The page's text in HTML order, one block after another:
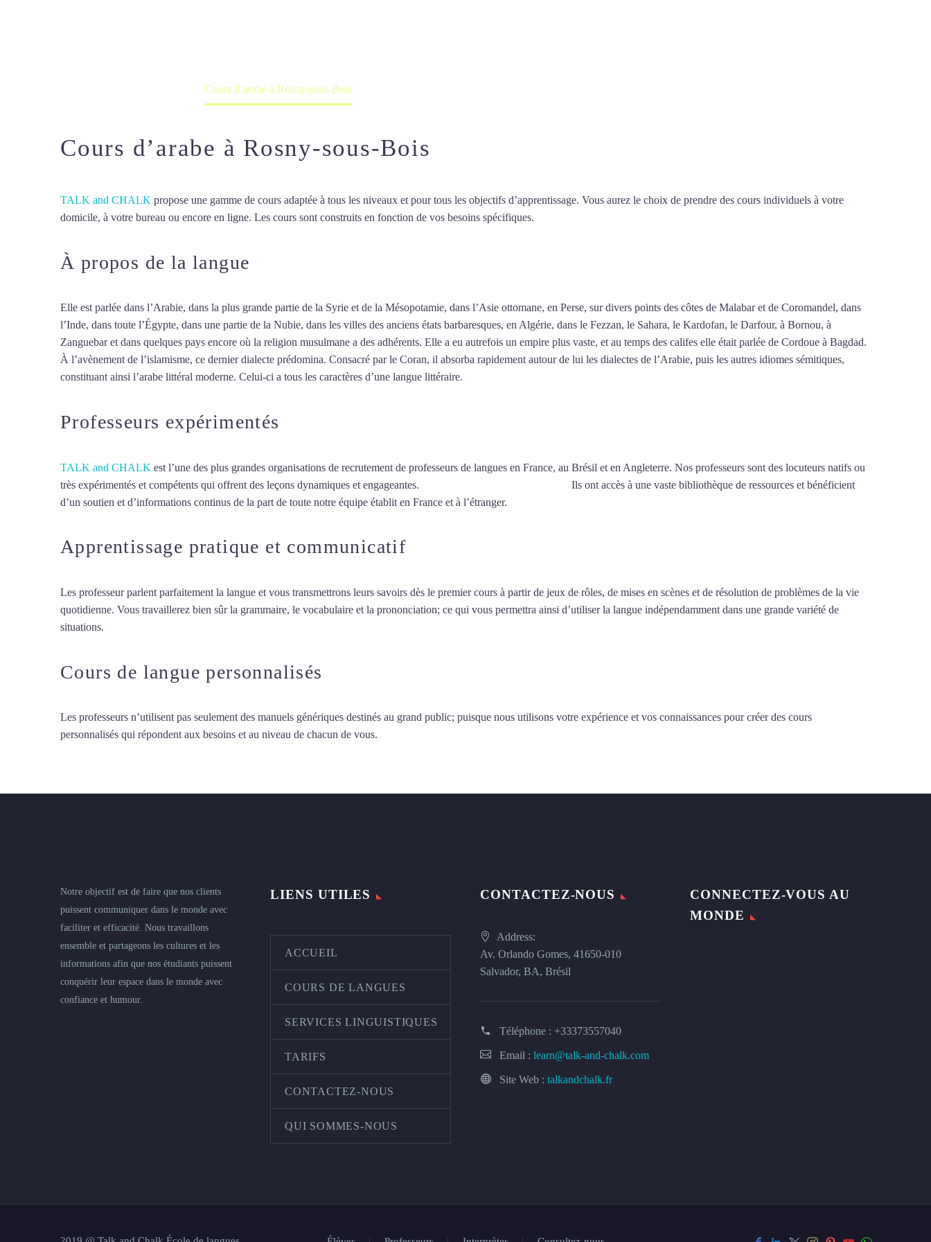
Cours d’arabe à Rosny-sous-Bois
Cours d’arabe à Rosny-sous-Bois
TALK and CHALK propose une gamme de cours adaptée à tous les niveaux et pour tous les objectifs d’apprentissage. Vous aurez le choix de prendre des cours individuels à votre
domicile, à votre bureau ou encore en ligne. Les cours sont construits en fonction de vos besoins spécifiques.
À propos de la langue
Elle est parlée dans l’Arabie, dans la plus grande partie de la Syrie et de la Mésopotamie, dans l’Asie ottomane, en Perse, sur divers points des côtes de Malabar et de Coromandel, dans
l’Inde, dans toute l’Égypte, dans une partie de la Nubie, dans les villes des anciens états barbaresques, en Algérie, dans le Fezzan, le Sahara, le Kardofan, le Darfour, à Bornou, à
Zanguebar et dans quelques pays encore où la religion musulmane a des adhérents. Elle a eu autrefois un empire plus vaste, et au temps des califes elle était parlée de Cordoue à Bagdad.
À l’avènement de l’islamisme, ce dernier dialecte prédomina. Consacré par le Coran, il absorba rapidement autour de lui les dialectes de l’Arabie, puis les autres idiomes sémitiques,
constituant ainsi l’arabe littéral moderne. Celui-ci a tous les caractères d’une langue littéraire.
Professeurs expérimentés
TALK and CHALK est l’une des plus grandes organisations de recrutement de professeurs de langues en France, au Brésil et en Angleterre. Nos professeurs sont des locuteurs natifs ou
très expérimentés et compétents qui offrent des leçons dynamiques et engageantes.
Ils ont accès à une vaste bibliothèque de ressources et bénéficient
d’un soutien et d’informations continus de la part de toute notre équipe établit en France et à l’étranger.
Apprentissage pratique et communicatif
Les professeur parlent parfaitement la langue et vous transmettrons leurs savoirs dès le premier cours à partir de jeux de rôles, de mises en scènes et de résolution de problèmes de la vie
quotidienne. Vous travaillerez bien sûr la grammaire, le vocabulaire et la prononciation; ce qui vous permettra ainsi d’utiliser la langue indépendamment dans une grande variété de
situations.
Cours de langue personnalisés
Les professeurs n’utilisent pas seulement des manuels génériques destinés au grand public; puisque nous utilisons votre expérience et vos connaissances pour créer des cours
personnalisés qui répondent aux besoins et au niveau de chacun de vous.
Notre objectif est de faire que nos clients
puissent communiquer dans le monde avec
faciliter et efficacité. Nous travaillons
ensemble et partageons les cultures et les
informations afin que nos étudiants puissent
conquérir leur espace dans le monde avec
confiance et humour.
LIENS UTILES
ACCUEIL
COURS DE LANGUES
SERVICES LINGUISTIQUES
TARIFS
CONTACTEZ-NOUS
QUI SOMMES-NOUS
CONTACTEZ-NOUS
Address:
Av. Orlando Gomes, 41650-010
Salvador, BA, Brésil
Téléphone : +33373557040
Email : learn@talk-and-chalk.com
Site Web : talkandchalk.fr
CONNECTEZ-VOUS AU
MONDE